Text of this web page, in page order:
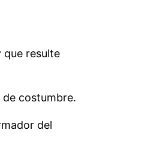
que resulte
costumbre.
del